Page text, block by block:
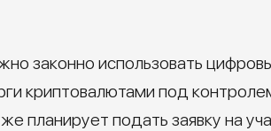
законно использовать
криптовалютами под
подать заявку на